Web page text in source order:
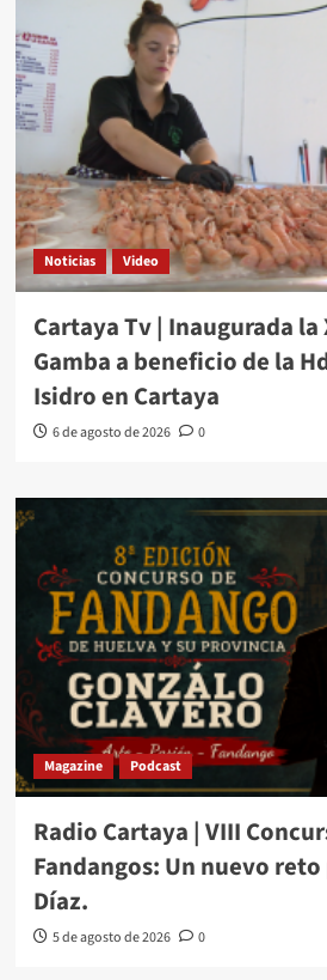
Noticias Video
Cartaya Tv | Inaugurada la
Gamba a beneficio de la
Isidro en Cartaya
6 de agosto de 2026 0
Magazine Podcast
Radio Cartaya | VIII
Fandangos: Un nuevo
Díaz.
5 de agosto de 2026 0